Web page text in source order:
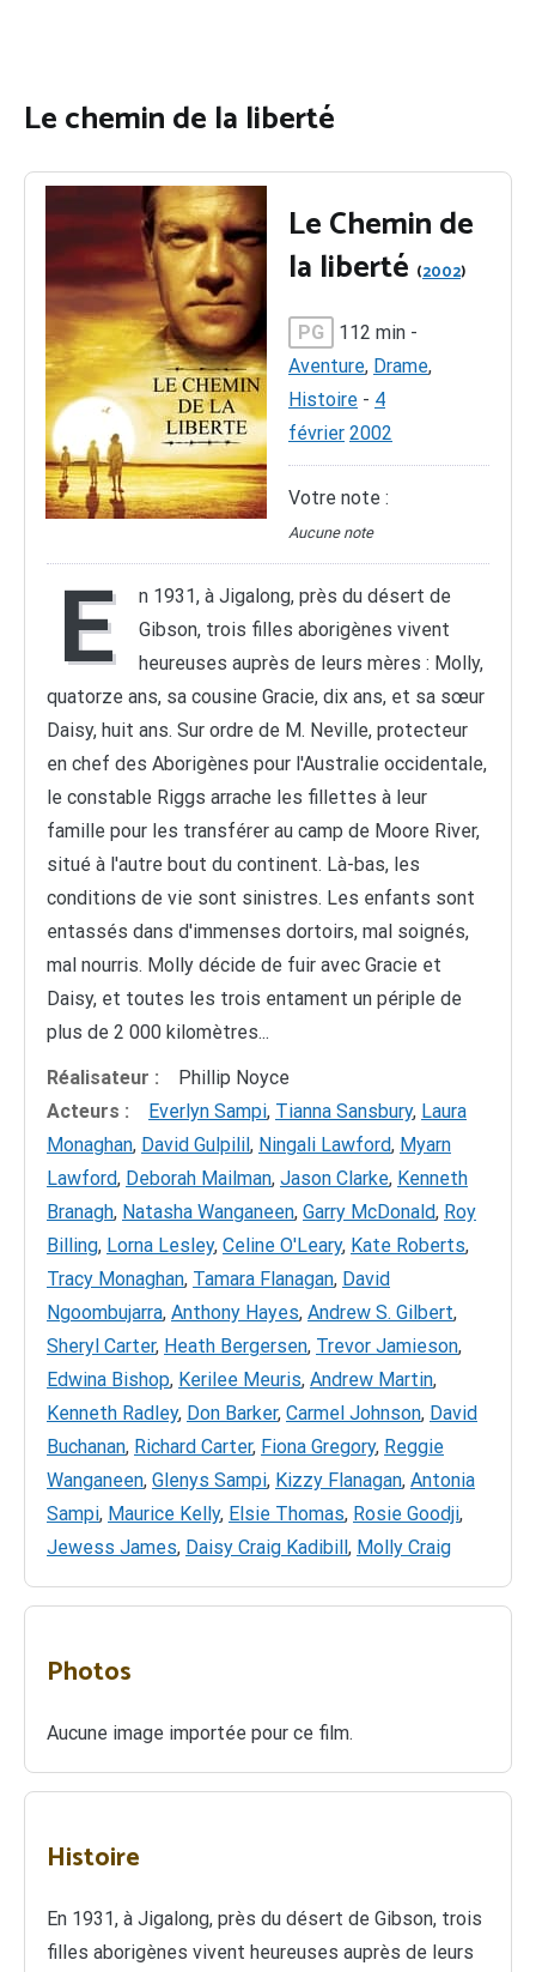
Le chemin de la liberté
Le Chemin de
la liberté (2002)
PG 112 min -
Aventure, Drame,
Histoire - 4
février 2002
Votre note :
Aucune note
E
n 1931, à Jigalong, près du désert de
Gibson, trois filles aborigènes vivent
heureuses auprès de leurs mères : Molly,
quatorze ans, sa cousine Gracie, dix ans, et sa sœur
Daisy, huit ans. Sur ordre de M. Neville, protecteur
en chef des Aborigènes pour l'Australie occidentale,
le constable Riggs arrache les fillettes à leur
famille pour les transférer au camp de Moore River,
situé à l'autre bout du continent. Là-bas, les
conditions de vie sont sinistres. Les enfants sont
entassés dans d'immenses dortoirs, mal soignés,
mal nourris. Molly décide de fuir avec Gracie et
Daisy, et toutes les trois entament un périple de
plus de 2 000 kilomètres...
Réalisateur :
Phillip Noyce
Acteurs :
Everlyn Sampi, Tianna Sansbury, Laura
Monaghan, David Gulpilil, Ningali Lawford, Myarn
Lawford, Deborah Mailman, Jason Clarke, Kenneth
Branagh, Natasha Wanganeen, Garry McDonald, Roy
Billing, Lorna Lesley, Celine O'Leary, Kate Roberts,
Tracy Monaghan, Tamara Flanagan, David
Ngoombujarra, Anthony Hayes, Andrew S. Gilbert,
Sheryl Carter, Heath Bergersen, Trevor Jamieson,
Edwina Bishop, Kerilee Meuris, Andrew Martin,
Kenneth Radley, Don Barker, Carmel Johnson, David
Buchanan, Richard Carter, Fiona Gregory, Reggie
Wanganeen, Glenys Sampi, Kizzy Flanagan, Antonia
Sampi, Maurice Kelly, Elsie Thomas, Rosie Goodji,
Jewess James, Daisy Craig Kadibill, Molly Craig
Photos
Aucune image importée pour ce film.
Histoire
En 1931, à Jigalong, près du désert de Gibson, trois
filles aborigènes vivent heureuses auprès de leurs